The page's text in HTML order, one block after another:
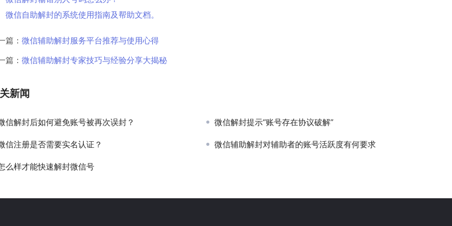
微信自助解封的系统使用指南及帮助文档。
篇： 微信辅助解封服务平台推荐与使用心得
篇： 微信辅助解封专家技巧与经验分享大揭秘
新闻
信解封后如何避免账号被再次误封？ 微信解封提示“账号存在协议破解”
信注册是否需要实名认证？ 微信辅助解封对辅助者的账号活跃度有何要求
么样才能快速解封微信号